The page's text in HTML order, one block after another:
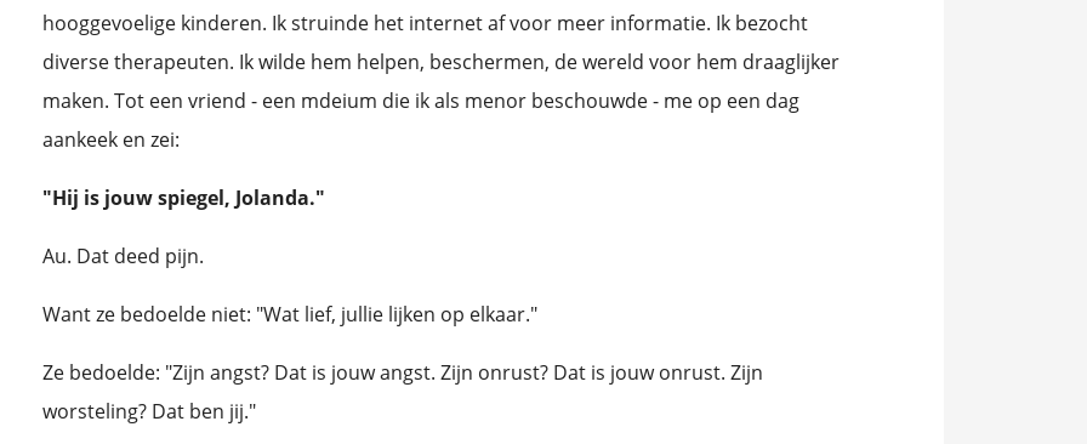
hooggevoelige kinderen. Ik struinde het internet af voor meer informatie. Ik bezocht
diverse therapeuten. Ik wilde hem helpen, beschermen, de wereld voor hem draaglijker
maken. Tot een vriend - een mdeium die ik als menor beschouwde - me op een dag
aankeek en zei:
"Hij is jouw spiegel, Jolanda."
Au. Dat deed pijn.
Want ze bedoelde niet: "Wat lief, jullie lijken op elkaar."
Ze bedoelde: "Zijn angst? Dat is jouw angst. Zijn onrust? Dat is jouw onrust. Zijn
worsteling? Dat ben jij."